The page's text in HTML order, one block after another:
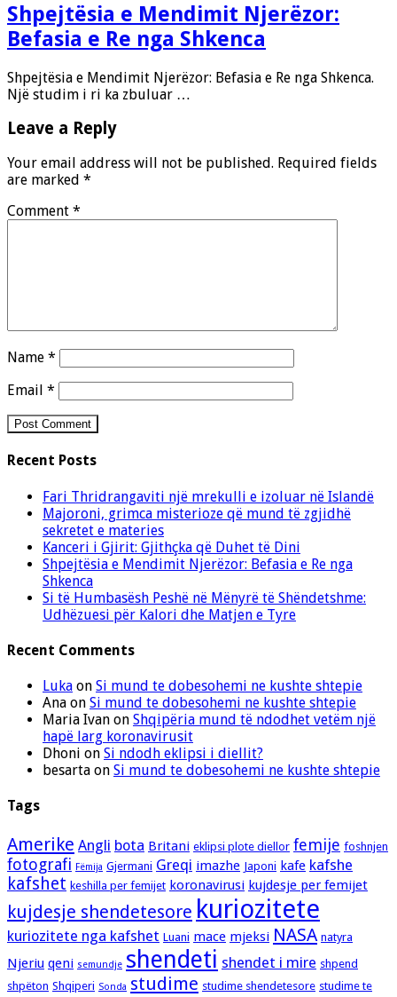
Shpejtësia e Mendimit Njerëzor:
Befasia e Re nga Shkenca
Shpejtësia e Mendimit Njerëzor: Befasia e Re nga Shkenca.
Një studim i ri ka zbuluar …
Leave a Reply
Your email address will not be published. Required fields
are marked *
Comment *
Name *
Email *
Recent Posts
Fari Thridrangaviti një mrekulli e izoluar në Islandë
Majoroni, grimca misterioze që mund të zgjidhë
sekretet e materies
Kanceri i Gjirit: Gjithçka që Duhet të Dini
Shpejtësia e Mendimit Njerëzor: Befasia e Re nga
Shkenca
Si të Humbasësh Peshë në Mënyrë të Shëndetshme:
Udhëzuesi për Kalori dhe Matjen e Tyre
Recent Comments
Luka on Si mund te dobesohemi ne kushte shtepie
Ana on Si mund te dobesohemi ne kushte shtepie
Maria Ivan on Shqipëria mund të ndodhet vetëm një
hapë larg koronavirusit
Dhoni on Si ndodh eklipsi i diellit?
besarta on Si mund te dobesohemi ne kushte shtepie
Tags
Amerike Angli bota Britani eklipsi plote diellor femije foshnjen
fotografi Fëmija Gjermani Greqi imazhe Japoni kafe kafshe
kafshet keshilla per femijet koronavirusi kujdesje per femijet
kujdesje shendetesore kuriozitete
kuriozitete nga kafshet Luani mace mjeksi NASA natyra
Njeriu qeni semundje shendeti shendet i mire shpend
shpëton Shqiperi Sonda studime studime shendetesore studime te